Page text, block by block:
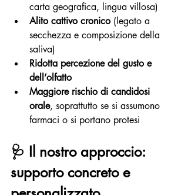
carta geografica, lingua villosa)
Alito cattivo cronico (legato a
secchezza e composizione della
saliva)
Ridotta percezione del gusto e
dell’olfatto
Maggiore rischio di candidosi
orale, soprattutto se si assumono
farmaci o si portano protesi
🩺 Il nostro approccio:
supporto concreto e